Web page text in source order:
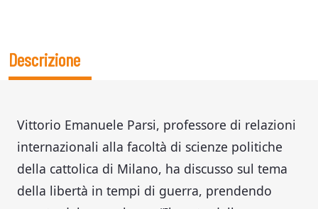
Descrizione
Vittorio Emanuele Parsi, professore di relazioni
internazionali alla facoltà di scienze politiche
della cattolica di Milano, ha discusso sul tema
della libertà in tempi di guerra, prendendo